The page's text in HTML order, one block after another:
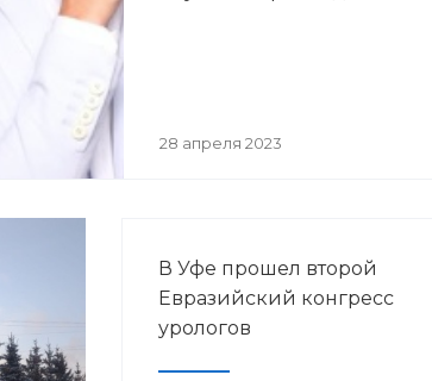
28 апреля 2023
В Уфе прошел второй
Евразийский конгресс
урологов